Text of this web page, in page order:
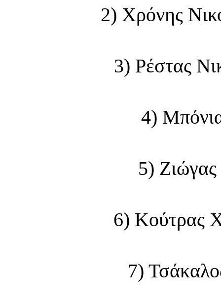
2) Χρόνης
3) Ρέστας
4)
5)
6) Κούτρας
7)